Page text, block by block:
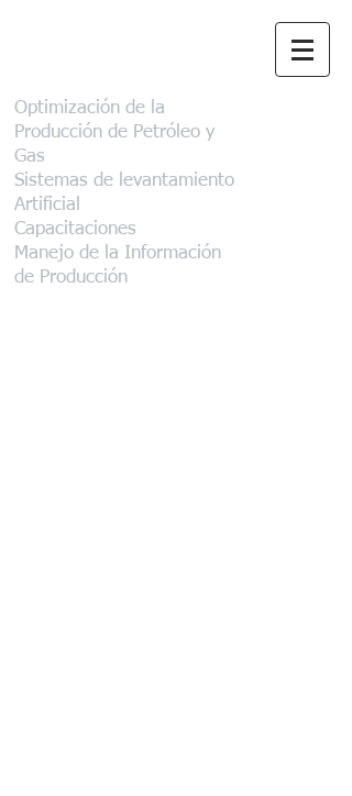
Optimización de la
Producción de Petróleo y
Gas
Sistemas de levantamiento
Artificial
Capacitaciones
Manejo de la Información
de Producción